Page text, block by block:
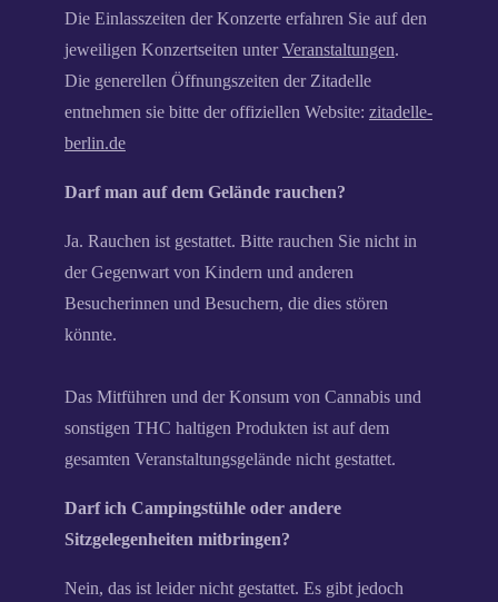
Die Einlasszeiten der Konzerte erfahren Sie auf den
jeweiligen Konzertseiten unterVeranstaltungen.
Die generellen Öffnungszeiten der Zitadelle
entnehmen sie bitte der offiziellen Website: zitadelle-
berlin.de
Darf man auf dem Gelände rauchen?
Ja. Rauchen ist gestattet. Bitte rauchen Sie nicht in
der Gegenwart von Kindern und anderen
Besucherinnen und Besuchern, die dies stören
könnte.
Das Mitführen und der Konsum von Cannabis und
sonstigen THC haltigen Produkten ist auf dem
gesamten Veranstaltungsgelände nicht gestattet.
Darf ich Campingstühle oder andere
Sitzgelegenheiten mitbringen?
Nein, das ist leider nicht gestattet. Es gibt jedoch